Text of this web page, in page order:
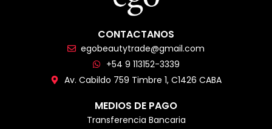
CONTACTANOS
egobeautytrade@gmail.com
+54 9 113152-3339
Av. Cabildo 759 Timbre 1, C1426 CABA
MEDIOS DE PAGO
Transferencia Bancaria